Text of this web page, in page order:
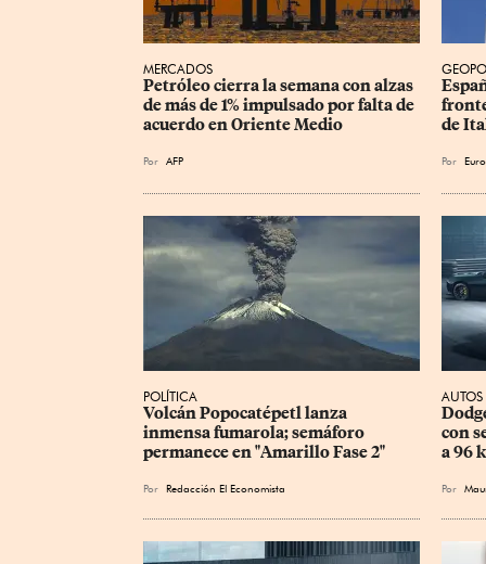
MERCADOS
Petróleo cierra la semana con alzas
de más de 1% impulsado por falta de
acuerdo en Oriente Medio
Por AFP
de
Por
POLÍTICA
Volcán Popocatépetl lanza
inmensa fumarola; semáforo
permanece en "Amarillo Fase 2"
Por Redacción El Economista
AUTOS
con
a 96
Por